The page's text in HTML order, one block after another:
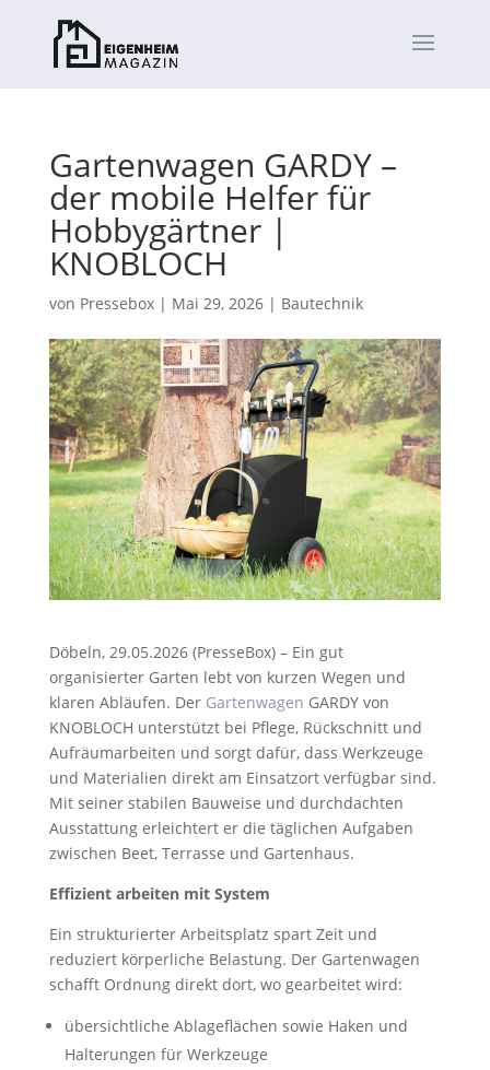
Gartenwagen GARDY –
der mobile Helfer für
Hobbygärtner |
KNOBLOCH
von Pressebox| Mai 29, 2026| Bautechnik
Döbeln, 29.05.2026 (PresseBox) – Ein gut
organisierter Garten lebt von kurzen Wegen und
klaren Abläufen. Der Gartenwagen GARDY von
KNOBLOCH unterstützt bei Pflege, Rückschnitt und
Aufräumarbeiten und sorgt dafür, dass Werkzeuge
und Materialien direkt am Einsatzort verfügbar sind.
Mit seiner stabilen Bauweise und durchdachten
Ausstattung erleichtert er die täglichen Aufgaben
zwischen Beet, Terrasse und Gartenhaus.
Effizient arbeiten mit System
Ein strukturierter Arbeitsplatz spart Zeit und
reduziert körperliche Belastung. Der Gartenwagen
schafft Ordnung direkt dort, wo gearbeitet wird:
übersichtliche Ablageflächen sowie Haken und
Halterungen für Werkzeuge